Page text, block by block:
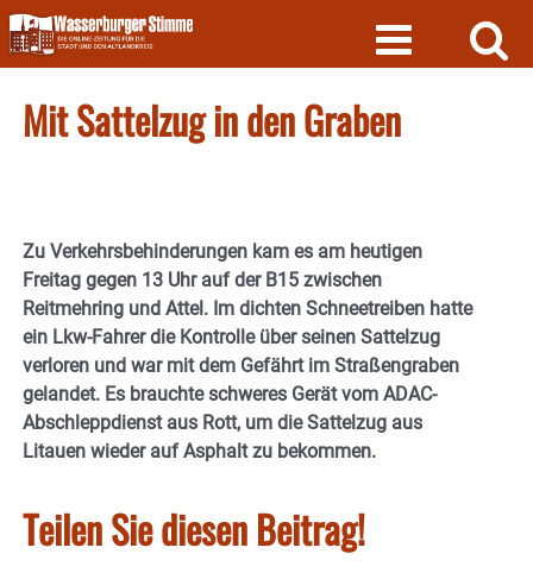
Skip
to
content
Mit Sattelzug in den Graben
Zu Verkehrsbehinderungen kam es am heutigen
Freitag gegen 13 Uhr auf der B15 zwischen
Reitmehring und Attel. Im dichten Schneetreiben hatte
ein Lkw-Fahrer die Kontrolle über seinen Sattelzug
verloren und war mit dem Gefährt im Straßengraben
gelandet. Es brauchte schweres Gerät vom ADAC-
Abschleppdienst aus Rott, um die Sattelzug aus
Litauen wieder auf Asphalt zu bekommen.
Teilen Sie diesen Beitrag!